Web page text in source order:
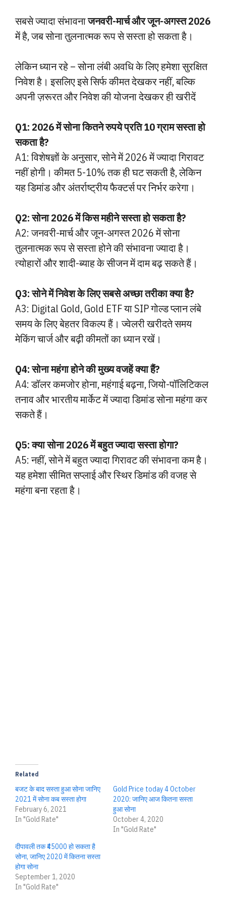
सबसे ज्यादा संभावनाजनवरी-मार्च और जून-अगस्त 2026
में है, जब सोना तुलनात्मक रूप से सस्ता हो सकता है।
लेकिन ध्यान रहे – सोना लंबी अवधि के लिए हमेशा सुरक्षित
निवेश है। इसलिए इसे सिर्फ कीमत देखकर नहीं, बल्कि
अपनी ज़रूरत और निवेश की योजना देखकर ही खरीदें
Q1: 2026 में सोना कितने रुपये प्रति 10 ग्राम सस्ता हो
सकता है?
A1: विशेषज्ञों के अनुसार, सोने में 2026 में ज्यादा गिरावट
नहीं होगी। कीमत 5-10% तक ही घट सकती है, लेकिन
यह डिमांड और अंतर्राष्ट्रीय फैक्टर्स पर निर्भर करेगा।
Q2: सोना 2026 में किस महीने सस्ता हो सकता है?
A2: जनवरी-मार्च और जून-अगस्त 2026 में सोना
तुलनात्मक रूप से सस्ता होने की संभावना ज्यादा है।
त्योहारों और शादी-ब्याह के सीजन में दाम बढ़ सकते हैं।
Q3: सोने में निवेश के लिए सबसे अच्छा तरीका क्या है?
A3: Digital Gold, Gold ETF या SIP गोल्ड प्लान लंबे
समय के लिए बेहतर विकल्प हैं। ज्वेलरी खरीदते समय
मेकिंग चार्ज और बढ़ी कीमतों का ध्यान रखें।
Q4: सोना महंगा होने की मुख्य वजहें क्या हैं?
A4: डॉलर कमजोर होना, महंगाई बढ़ना, जियो-पॉलिटिकल
तनाव और भारतीय मार्केट में ज्यादा डिमांड सोना महंगा कर
सकते हैं।
Q5: क्या सोना 2026 में बहुत ज्यादा सस्ता होगा?
A5: नहीं, सोने में बहुत ज्यादा गिरावट की संभावना कम है।
यह हमेशा सीमित सप्लाई और स्थिर डिमांड की वजह से
महंगा बना रहता है।
Related
बजट के बाद सस्ता हुआ सोना जानिए
2021 में सोना कब सस्ता होगा
February 6, 2021
In "Gold Rate"
Gold Price today 4 October
2020: जानिए आज कितना सस्ता
हुआ सोना
October 4, 2020
In "Gold Rate"
दीपावली तक ₹45000 हो सकता है
सोना, जानिए 2020 में कितना सस्ता
होगा सोना
September 1, 2020
In "Gold Rate"